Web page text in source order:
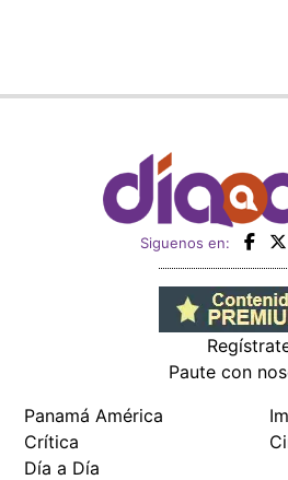
Siguenos en:
Paute con
Panamá América
Crítica
Día a Día